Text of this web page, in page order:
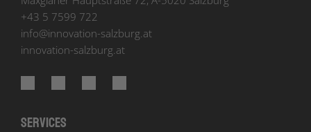
+43 5 7599 722
info@innovation-salzburg.at
innovation-salzburg.at
Services